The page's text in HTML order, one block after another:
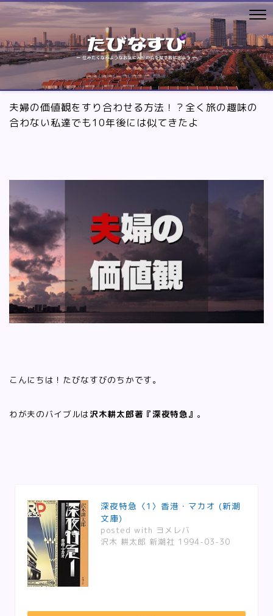
夫婦の価値観をすり合わせる方法！？全く旅の趣味の
合わない私達でも10年後には似てきたよ
こんにちは！たびなすびのちかです。
わが夫のバイブルは 沢木耕太郎著『深夜特急』 。
深夜特急〈1〉香港・マカオ (新潮
文庫)
posted with ヨメレバ
沢木 耕太郎 新潮社 1994-03-30